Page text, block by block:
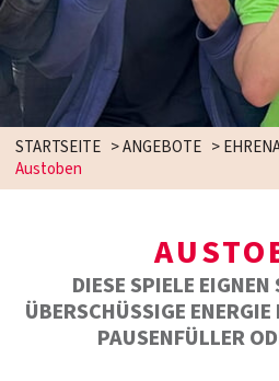
STARTSEITE >ANGEBOTE >
Austoben
DIESE SPIELE
ÜBERSCHÜSSIGE
PAUSENFÜLLER